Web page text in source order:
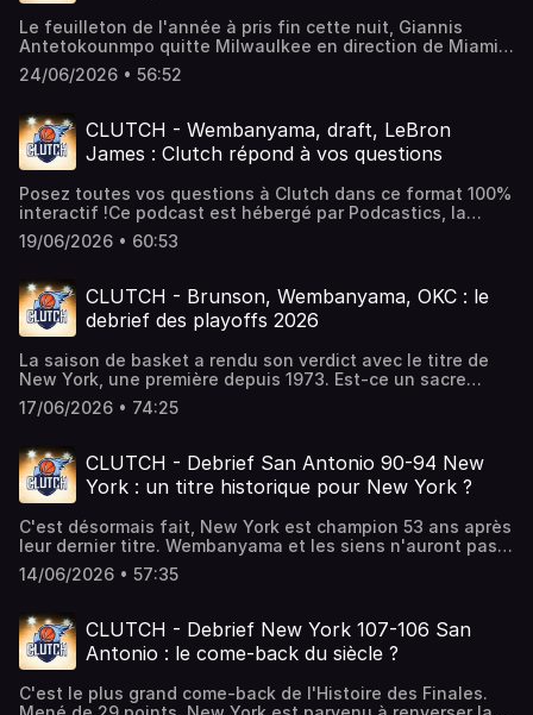
Le feuilleton de l'année à pris fin cette nuit, Giannis
Antetokounmpo quitte Milwaulkee en direction de Miami
en échange de Tyler Herro, Jaime Jaquez JR, Kel'el Ware
et de nombreux tours de draft. Un trade attendu depuis le
Miami se place-t-il comme un gros contender au titre la
saison prochaine ?Ce podcast est hébergé par
Podcastics, la plateforme pour créer et diffuser votre
24/06/2026 • 56:52
CLUTCH - Wembanyama, draft, LeBron
James : Clutch répond à vos questions
Posez toutes vos questions à Clutch dans ce format 100%
interactif !Ce podcast est hébergé par Podcastics, la
plateforme pour créer et diffuser votre podcast
facilement.
19/06/2026 • 60:53
CLUTCH - Brunson, Wembanyama, OKC : le
debrief des playoffs 2026
La saison de basket a rendu son verdict avec le titre de
New York, une première depuis 1973. Est-ce un sacre
mérité ? Peut-on s'attendre au début d'une dynastie pour
la franchise de Jalen Brunson ?L'équipe de Clutch fait le
équipes, les formations décevantes, les meilleurs joueurs
et les flops.Ce podcast est hébergé par Podcastics, la
plateforme pour créer et diffuser votre podcast
17/06/2026 • 74:25
CLUTCH - Debrief San Antonio 90-94 New
York : un titre historique pour New York ?
C'est désormais fait, New York est champion 53 ans après
leur dernier titre. Wembanyama et les siens n'auront pas
su trouver les ressources nécessaires pour forcer un
game 6 puis 7 permettant à Brunson et ses coéquipiers de
Encore en tête durant une grande partie du match, San
Antonio a finalement perdu le fil en fin de match… un
scénario qui s'est répété durant ces finales. Est-ce un
finales mémorable ? San Antonio, un apprentissage
14/06/2026 • 57:35
CLUTCH - Debrief New York 107-106 San
Antonio : le come-back du siècle ?
C'est le plus grand come-back de l'Histoire des Finales.